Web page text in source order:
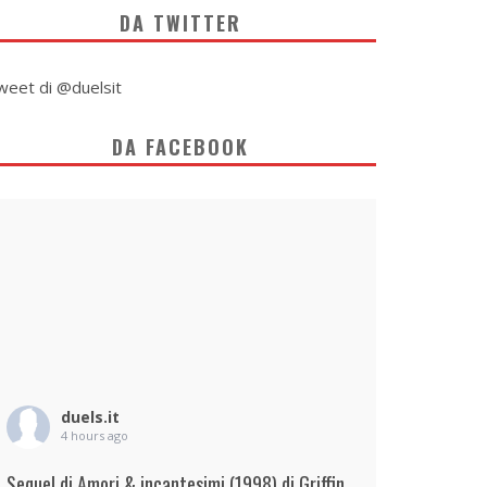
DA TWITTER
di @duelsit
DA FACEBOOK
duels.it
4 hours ago